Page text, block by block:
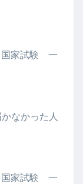
国家試験 一
なかった人
国家試験 一